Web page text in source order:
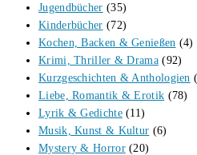
Jugendbücher (35)
Kinderbücher (72)
Kochen, Backen & Genießen (4)
Krimi, Thriller & Drama (92)
Kurzgeschichten & Anthologien
Liebe, Romantik & Erotik (78)
Lyrik & Gedichte (11)
Musik, Kunst & Kultur (6)
Mystery & Horror (20)